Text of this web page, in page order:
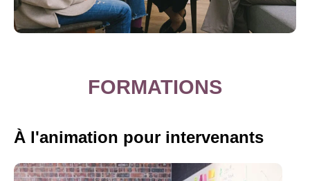
FORMATIONS
À l'animation pour intervenants